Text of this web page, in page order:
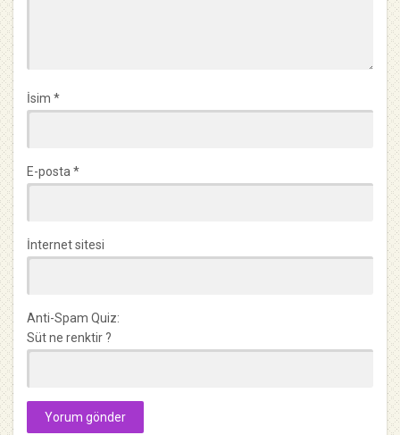
İsim *
E-posta *
İnternet sitesi
Anti-Spam Quiz:
Süt ne renktir ?